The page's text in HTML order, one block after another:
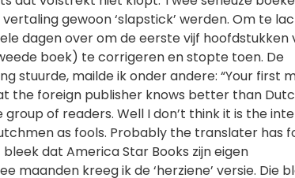
gewoon ‘slapstick’ werden. Om te
dagen over om de eerste vijf hoofdstukken
boek) te corrigeren en stopte toen. De
stuurde, mailde ik onder andere: “Your first
the foreign publisher knows better than
of readers. Well I don’t think it is the
as fools. Probably the translater has
dat America Star Books zijn eigen
maanden kreeg ik de ‘herziene’ versie. Die